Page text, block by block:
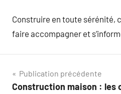
Construire en toute sérénité,
faire accompagner et
Navigation
Publication précédente
Construction maison : les